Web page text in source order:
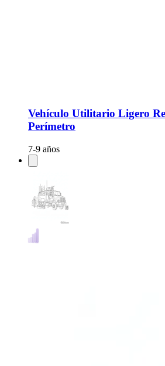
Vehículo Utilitario Ligero
Perímetro
7-9 años